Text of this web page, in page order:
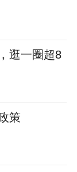
逛一圈超8
策